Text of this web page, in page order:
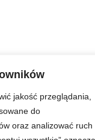
jakość przeglądania,
do
oraz analizować ruch